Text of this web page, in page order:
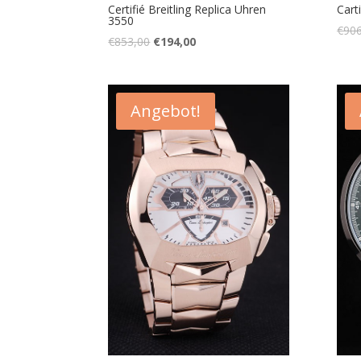
Certifié Breitling Replica Uhren
3550
€853,00 €194,00
€
Angebot!